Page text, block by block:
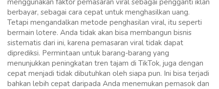
berbayar, sebagai cara cepat untuk menghasilkan uang.
Tetapi mengandalkan metode penghasilan viral, itu seperti
bermain lotere. Anda tidak akan bisa membangun bisnis
sistematis dari ini, karena pemasaran viral tidak dapat
diprediksi. Permintaan untuk barang-barang yang
menunjukkan peningkatan tren tajam di TikTok, juga dengan
cepat menjadi tidak dibutuhkan oleh siapa pun. Ini bisa terjadi
bahkan lebih cepat daripada Anda menemukan pemasok dan